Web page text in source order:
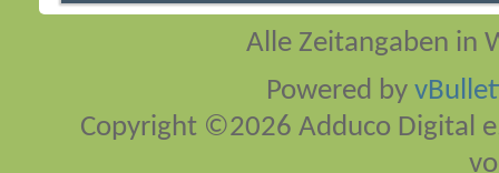
Alle Zeitangaben in
Powered by
Copyright ©2026 Adduco Digital